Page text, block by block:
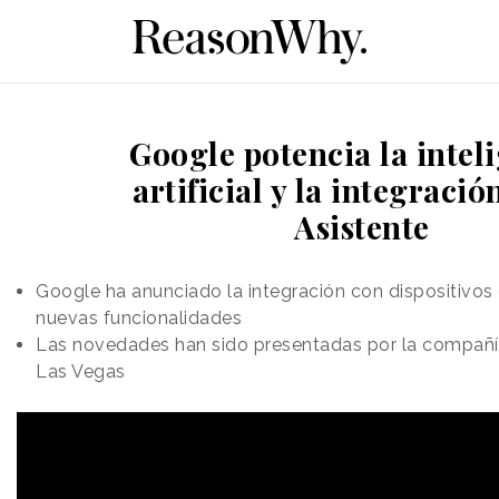
Google potencia la
artificial y la
Asistente
Google ha anunciado la integración con
nuevas funcionalidades
Las novedades han sido presentadas por la
Las Vegas